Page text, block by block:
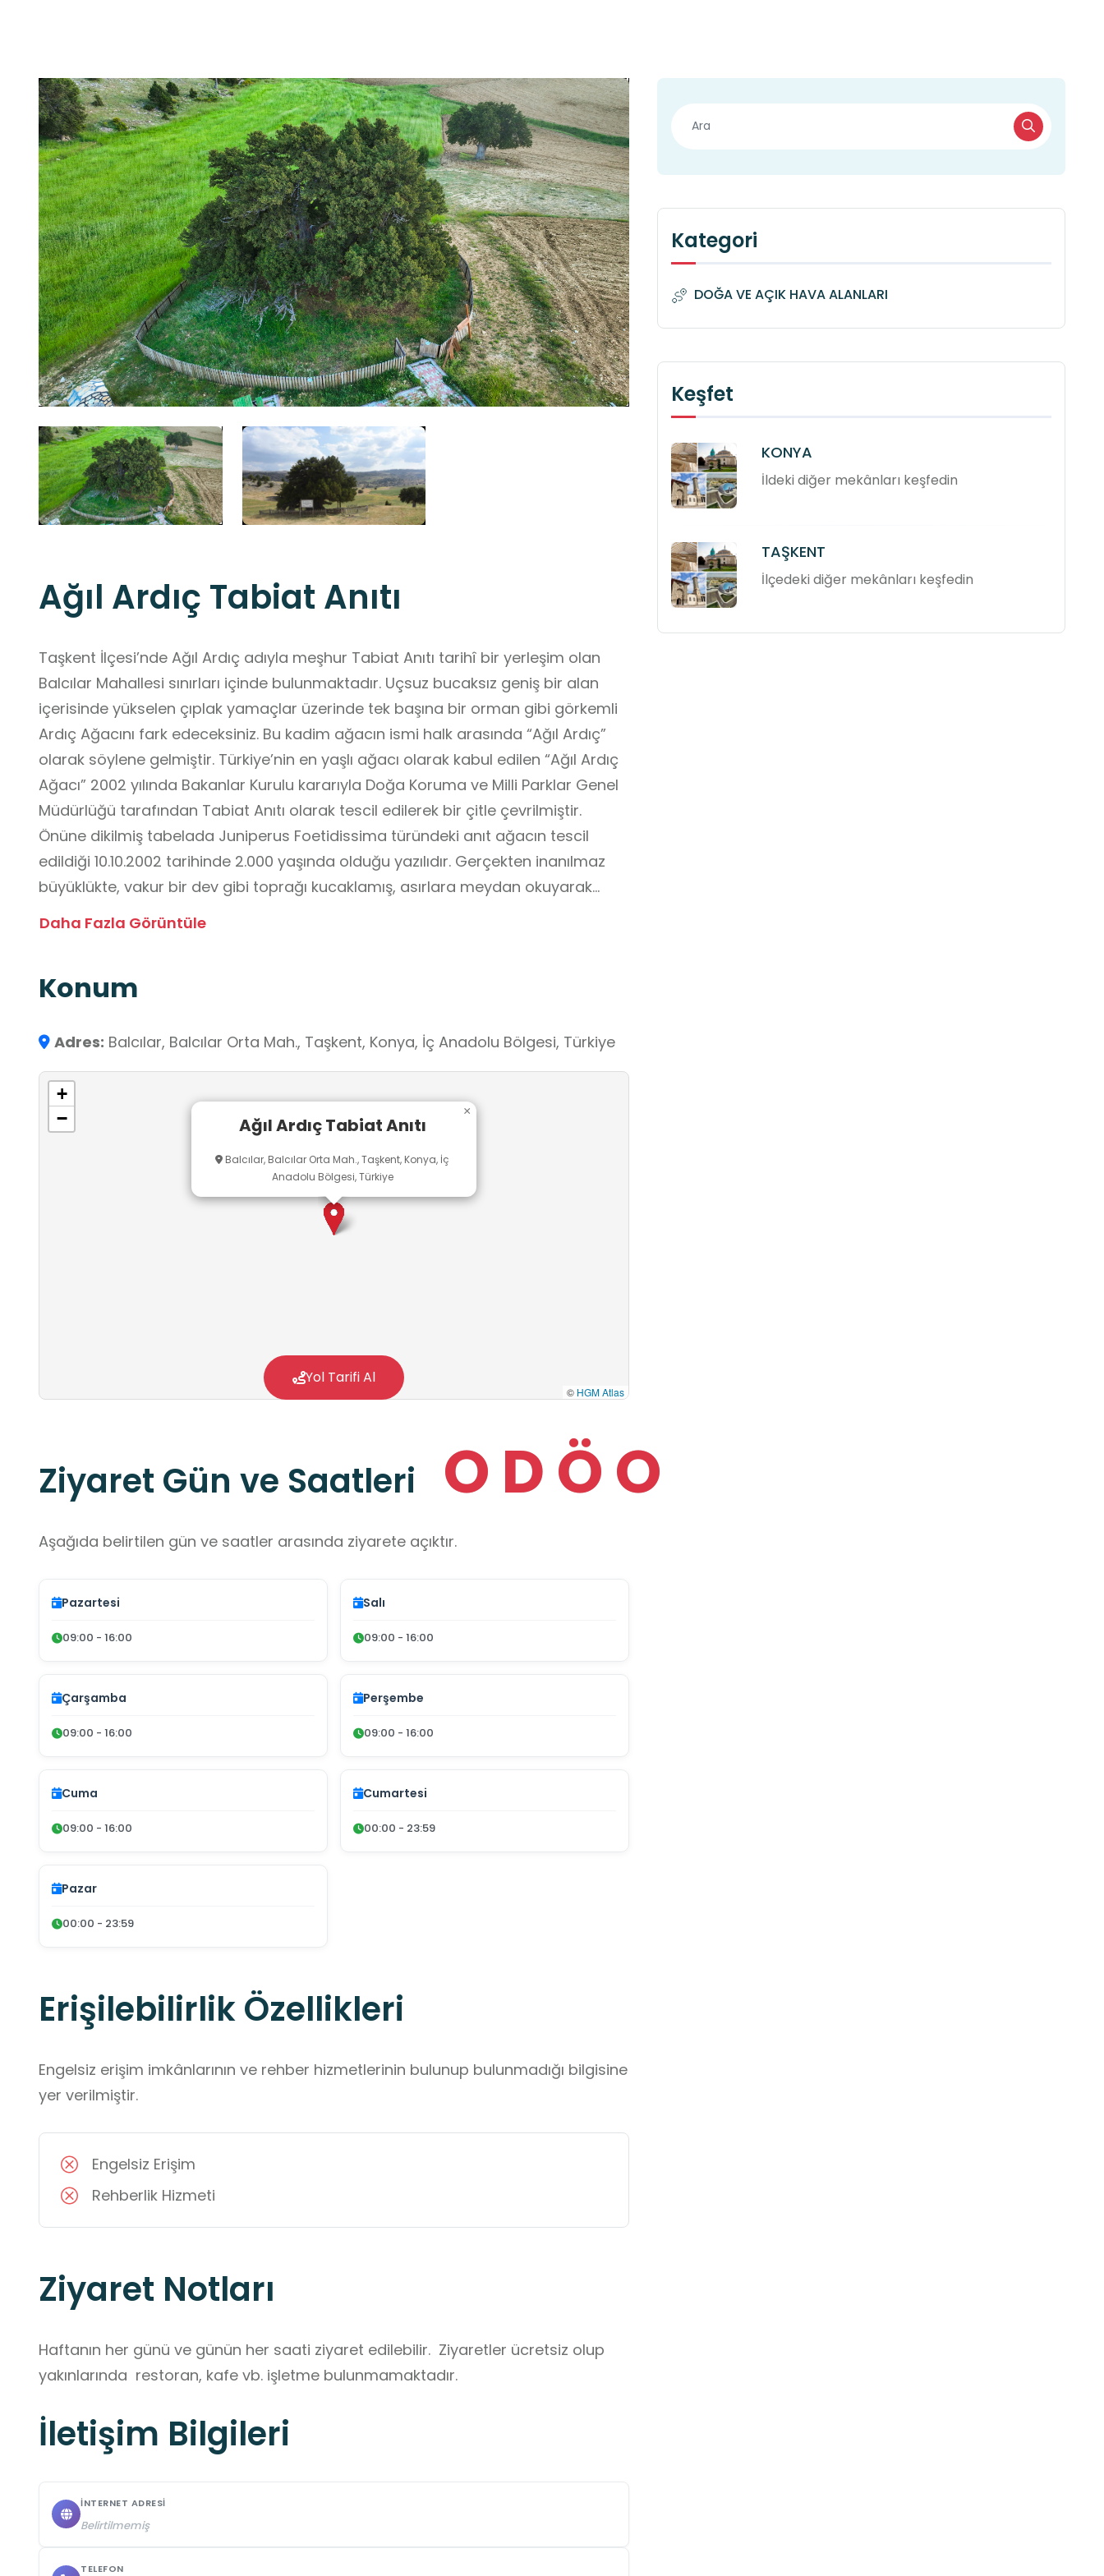
O DÖO
Ağıl Ardıç Tabiat Anıtı
Taşkent İlçesi’nde Ağıl Ardıç adıyla meşhur Tabiat Anıtı tarihî bir yerleşim olan
Balcılar Mahallesi sınırları içinde bulunmaktadır. Uçsuz bucaksız geniş bir alan
içerisinde yükselen çıplak yamaçlar üzerinde tek başına bir orman gibi görkemli
Ardıç Ağacını fark edeceksiniz. Bu kadim ağacın ismi halk arasında “Ağıl Ardıç”
olarak söylene gelmiştir. Türkiye’nin en yaşlı ağacı olarak kabul edilen “Ağıl Ardıç
Ağacı” 2002 yılında Bakanlar Kurulu kararıyla Doğa Koruma ve Milli Parklar Genel
Müdürlüğü tarafından Tabiat Anıtı olarak tescil edilerek bir çitle çevrilmiştir.
Önüne dikilmiş tabelada Juniperus Foetidissima türündeki anıt ağacın tescil
edildiği 10.10.2002 tarihinde 2.000 yaşında olduğu yazılıdır. Gerçekten inanılmaz
büyüklükte, vakur bir dev gibi toprağı kucaklamış, asırlara meydan okuyarak
çevresinde milyonlarca yıl öncesine ait deniz fosillerine de rastlanmaktadır.
geldiği, ziyaret edenlere bereket ve zenginlik kattığı rivayet edilmektedir.
Daha Fazla Görüntüle
Konum
Adres: Balcılar, Balcılar Orta Mah., Taşkent, Konya, İç Anadolu Bölgesi, Türkiye
Ağıl Ardıç Tabiat Anıtı
Balcılar, Balcılar Orta Mah., Taşkent, Konya, İç
Anadolu Bölgesi, Türkiye
×
+
−
© HGM Atlas
Yol Tarifi Al
Ziyaret Gün ve Saatleri
Aşağıda belirtilen gün ve saatler arasında ziyarete açıktır.
Pazartesi
09:00 - 16:00
Salı
09:00 - 16:00
Çarşamba
09:00 - 16:00
Perşembe
09:00 - 16:00
Cuma
09:00 - 16:00
Cumartesi
00:00 - 23:59
Pazar
00:00 - 23:59
Erişilebilirlik Özellikleri
Engelsiz erişim imkânlarının ve rehber hizmetlerinin bulunup bulunmadığı bilgisine
yer verilmiştir.
Engelsiz Erişim
Rehberlik Hizmeti
Ziyaret Notları
Haftanın her günü ve günün her saati ziyaret edilebilir.  Ziyaretler ücretsiz olup
yakınlarında  restoran, kafe vb. işletme bulunmamaktadır.
İletişim Bilgileri
İNTERNET ADRESI
Belirtilmemiş
TELEFON
Kategori
DOĞA VE AÇIK HAVA ALANLARI
Keşfet
KONYA
İldeki diğer mekânları keşfedin
TAŞKENT
İlçedeki diğer mekânları keşfedin